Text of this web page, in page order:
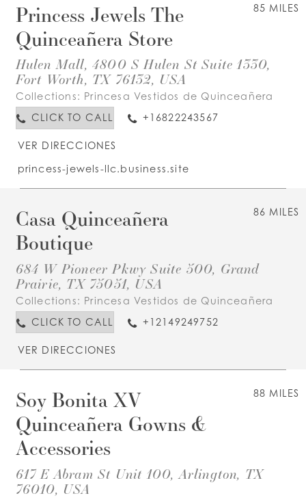
85 MILES
Princess Jewels The
Quinceañera Store
Hulen Mall, 4800 S Hulen St Suite 1330,
Fort Worth, TX 76132, USA
Collections: Princesa Vestidos de Quinceañera
CLICK TO CALL
+16822243567
VER DIRECCIONES
princess-jewels-llc.business.site
86 MILES
Casa Quinceañera
Boutique
684 W Pioneer Pkwy Suite 500, Grand
Prairie, TX 75051, USA
Collections: Princesa Vestidos de Quinceañera
CLICK TO CALL
+12149249752
VER DIRECCIONES
88 MILES
Soy Bonita XV
Quinceañera Gowns &
Accessories
617 E Abram St Unit 100, Arlington, TX
76010, USA